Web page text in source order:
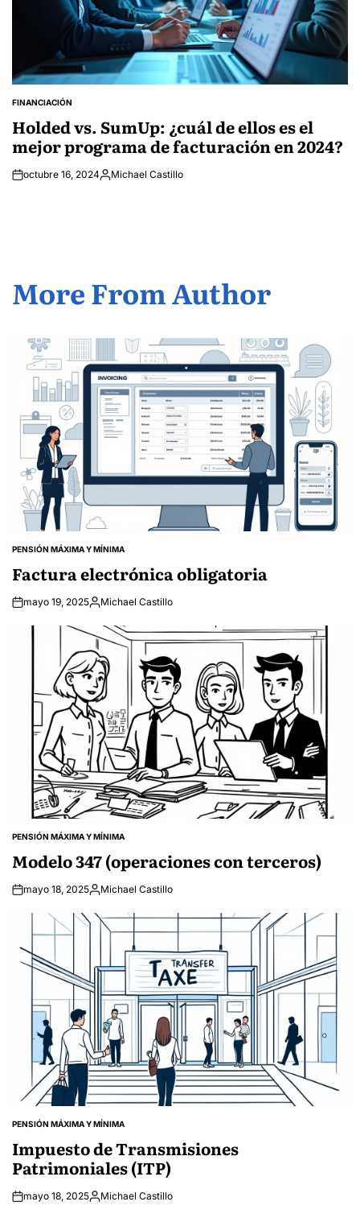
POSTED
FINANCIACIÓN
Holded vs. SumUp: ¿cuál de ellos es el
mejor programa de facturación en 2024?
octubre 16, 2024Posted
Michael Castillo
More From Author
POSTED
PENSIÓN MÁXIMA Y MÍNIMA
Factura electrónica obligatoria
mayo 19, 2025Posted
Michael Castillo
POSTED
PENSIÓN MÁXIMA Y MÍNIMA
Modelo 347 (operaciones con terceros)
mayo 18, 2025Posted
Michael Castillo
POSTED
PENSIÓN MÁXIMA Y MÍNIMA
Impuesto de Transmisiones
Patrimoniales (ITP)
mayo 18, 2025Posted
Michael Castillo